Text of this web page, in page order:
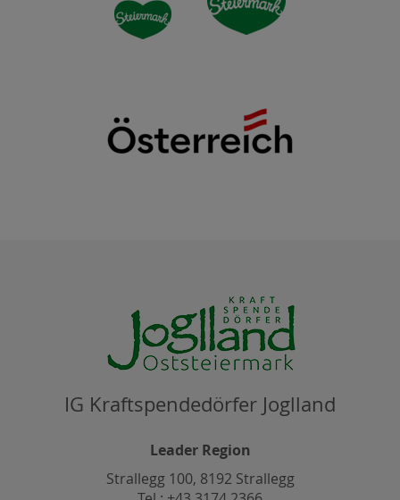
IG Kraftspendedörfer Joglland
Leader Region
Strallegg 100, 8192 Strallegg